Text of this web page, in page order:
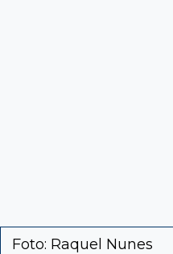
Foto: Raquel Nunes